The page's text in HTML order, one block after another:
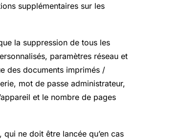
supplémentaires sur les
la suppression de tous les
paramètres réseau et
des documents imprimés /
mot de passe administrateur,
et le nombre de pages
ne doit être lancée qu’en cas